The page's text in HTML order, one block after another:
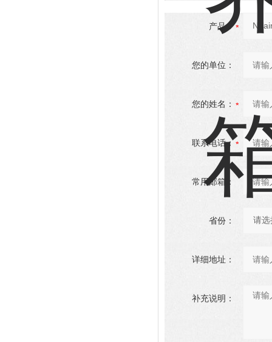
产品：
您的单位：
您的姓名：
联系电话：
常用邮箱：
省份：
详细地址：
补充说明：